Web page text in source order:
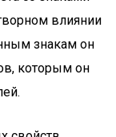
влиянии
знакам он
которым он